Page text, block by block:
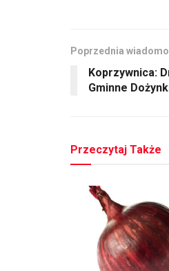
Poprzednia
Koprzywnica:
Gminne
Przeczytaj Także